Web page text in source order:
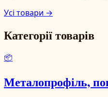
Усі товари →
Категорії товарів
📦
Металопрофіль,